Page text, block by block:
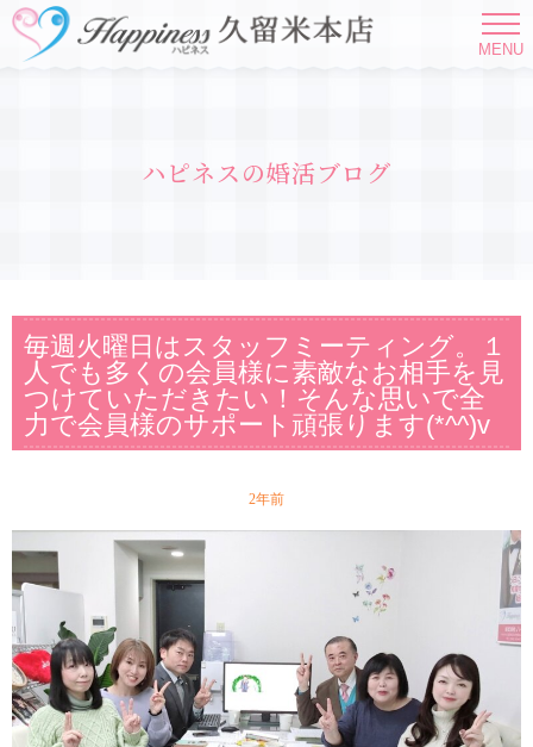
MENU
ハピネスの婚活ブログ
毎週火曜日はスタッフミーティング。１
人でも多くの会員様に素敵なお相手を見
つけていただきたい！そんな思いで全
力で会員様のサポート頑張ります(*^^)v
2年前